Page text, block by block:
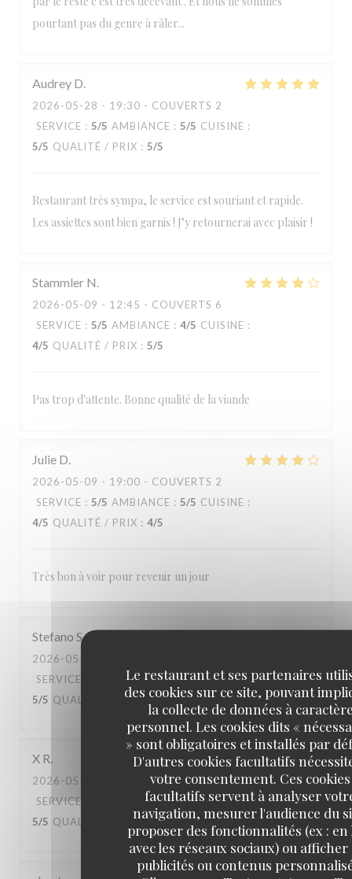
Le restaurant et ses partenaires
des cookies sur ce site, pouvant
la collecte de données à
personnel. Les cookies dits «
» sont obligatoires et installés par
D'autres cookies facultatifs
votre consentement. Ces cookies
facultatifs servent à analyser
navigation, mesurer l'audience du
proposer des fonctionnalités (ex : en
avec les réseaux sociaux) ou afficher
publicités ou contenus
pourtant pas du genre à râler...
Audrey D
2026-05-28 - 19:30 - COUVERTS 2
SERVICE : 5/5 AMBIANCE : 5/5 CUISINE :
5/5 QUALITÉ / PRIX : 5/5
Restaurant très sympa, le service est souriant et rapide.
Les assiettes sont bien garnis ! J’y retournerai avec plaisir !
Stammler N
2026-05-09 - 12:45 - COUVERTS 6
SERVICE : 5/5 AMBIANCE : 4/5 CUISINE :
4/5 QUALITÉ / PRIX : 5/5
Pas trop d'attente. Bonne qualité de la viande
Julie D
2026-05-09 - 19:00 - COUVERTS 2
SERVICE : 5/5 AMBIANCE : 5/5 CUISINE :
4/5 QUALITÉ / PRIX : 4/5
Très bon à voir pour revenir un jour
Stefano S
2026-05-03
SERVICE
AMBIANCE: 4/5 CUISINE:
5/5 QUALITÉ / PRIX: 4/5
X R
2026-05-02
- 20:30 - COUVERTS 2
SERVICE
AMBIANCE: 5/5 CUISINE:
5/5 QUALITÉ / PRIX: 5/5